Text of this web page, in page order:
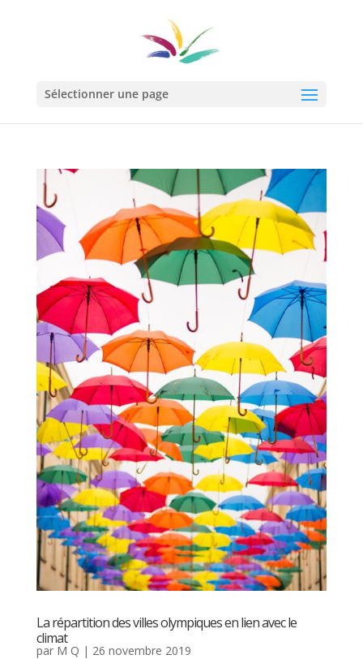
Sélectionner une page
La répartition des villes olympiques en lien avec le
climat
par M Q | 26 novembre 2019